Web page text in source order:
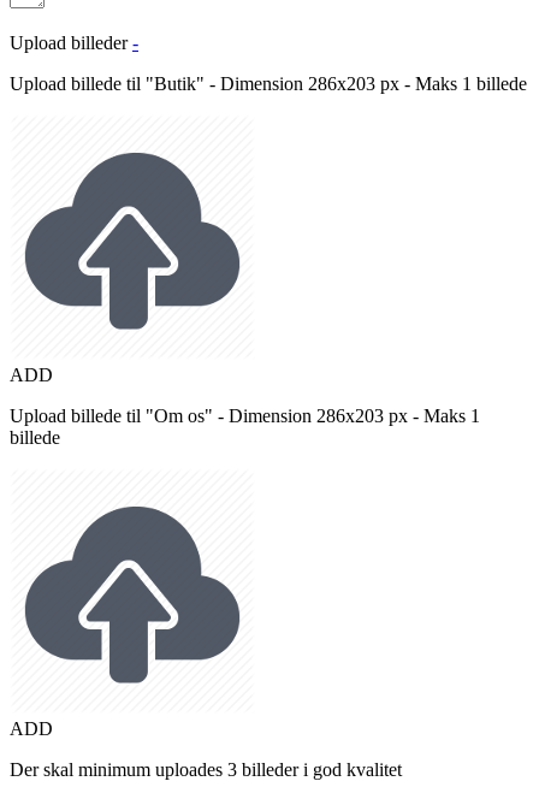
Upload billeder -
Upload billede til "Butik" - Dimension 286x203 px - Maks 1 billede
ADD
Upload billede til "Om os" - Dimension 286x203 px - Maks 1
billede
ADD
Der skal minimum uploades 3 billeder i god kvalitet